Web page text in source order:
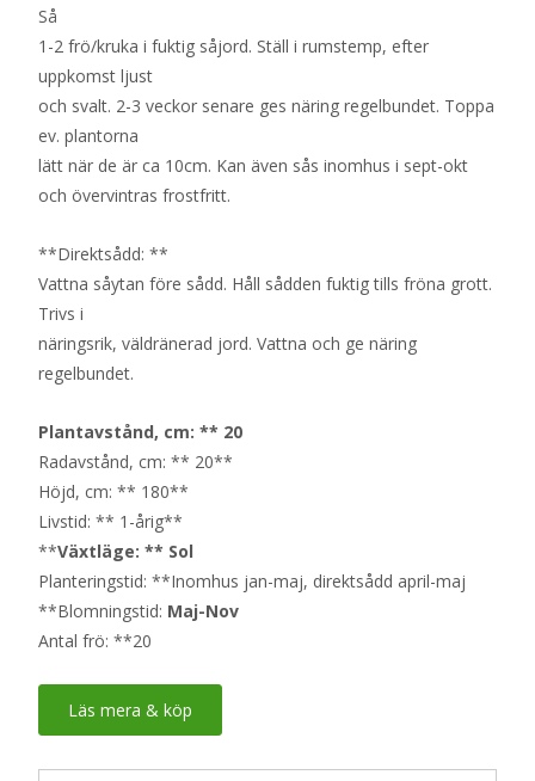
Så
1-2 frö/kruka i fuktig såjord. Ställ i rumstemp, efter
uppkomst ljust
och svalt. 2-3 veckor senare ges näring regelbundet. Toppa
ev. plantorna
lätt när de är ca 10cm. Kan även sås inomhus i sept-okt
och övervintras frostfritt.
**Direktsådd: **
Vattna såytan före sådd. Håll sådden fuktig tills fröna grott.
Trivs i
näringsrik, väldränerad jord. Vattna och ge näring
regelbundet.
Plantavstånd, cm: ** 20
Radavstånd, cm: ** 20**
Höjd, cm: ** 180**
Livstid: ** 1-årig**
**Växtläge: ** Sol
Planteringstid: **Inomhus jan-maj, direktsådd april-maj
**Blomningstid: Maj-Nov
Antal frö: **20
Läs mera & köp